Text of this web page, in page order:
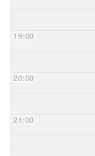
19:00
20:00
21:00